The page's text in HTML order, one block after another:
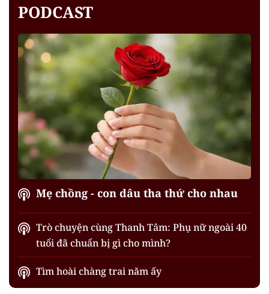
PODCAST
Mẹ chồng - con dâu tha thứ cho nhau
Trò chuyện cùng Thanh Tâm: Phụ nữ ngoài 40
tuổi đã chuẩn bị gì cho mình?
Tìm hoài chàng trai năm ấy